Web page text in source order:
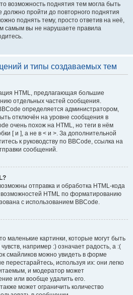
возможность поднятия тем могла быть
должно пройти до повторного поднятия
поднять тему, просто ответив на неё,
самым вы не нарушаете правила
и типы создаваемых тем
HTML, предлагающая большие
отдельных частей сообщения.
определяется администратором,
отключён на уровне сообщения в
очень похож на HTML, но теги в нём
[ и ], а не в < и >. За дополнительной
к руководству по BBCode, ссылка на
сообщений.
отправка и обработка HTML-кода
HTML по форматированию
с использованием BBCode.
маленькие картинки, которые могут быть
например :) означает радость, а :(
смайликов можно увидеть в форме
перестарайтесь, используя их: они легко
и модератор может
или вообще удалить его.
может ограничить количество